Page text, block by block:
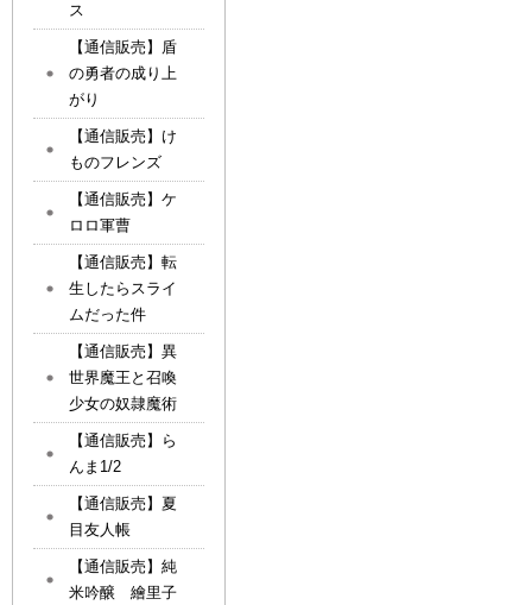
ス
【通信販売】盾
の勇者の成り上
がり
【通信販売】け
ものフレンズ
【通信販売】ケ
ロロ軍曹
【通信販売】転
生したらスライ
ムだった件
【通信販売】異
世界魔王と召喚
少女の奴隷魔術
【通信販売】ら
んま1/2
【通信販売】夏
目友人帳
【通信販売】純
米吟醸 繪里子